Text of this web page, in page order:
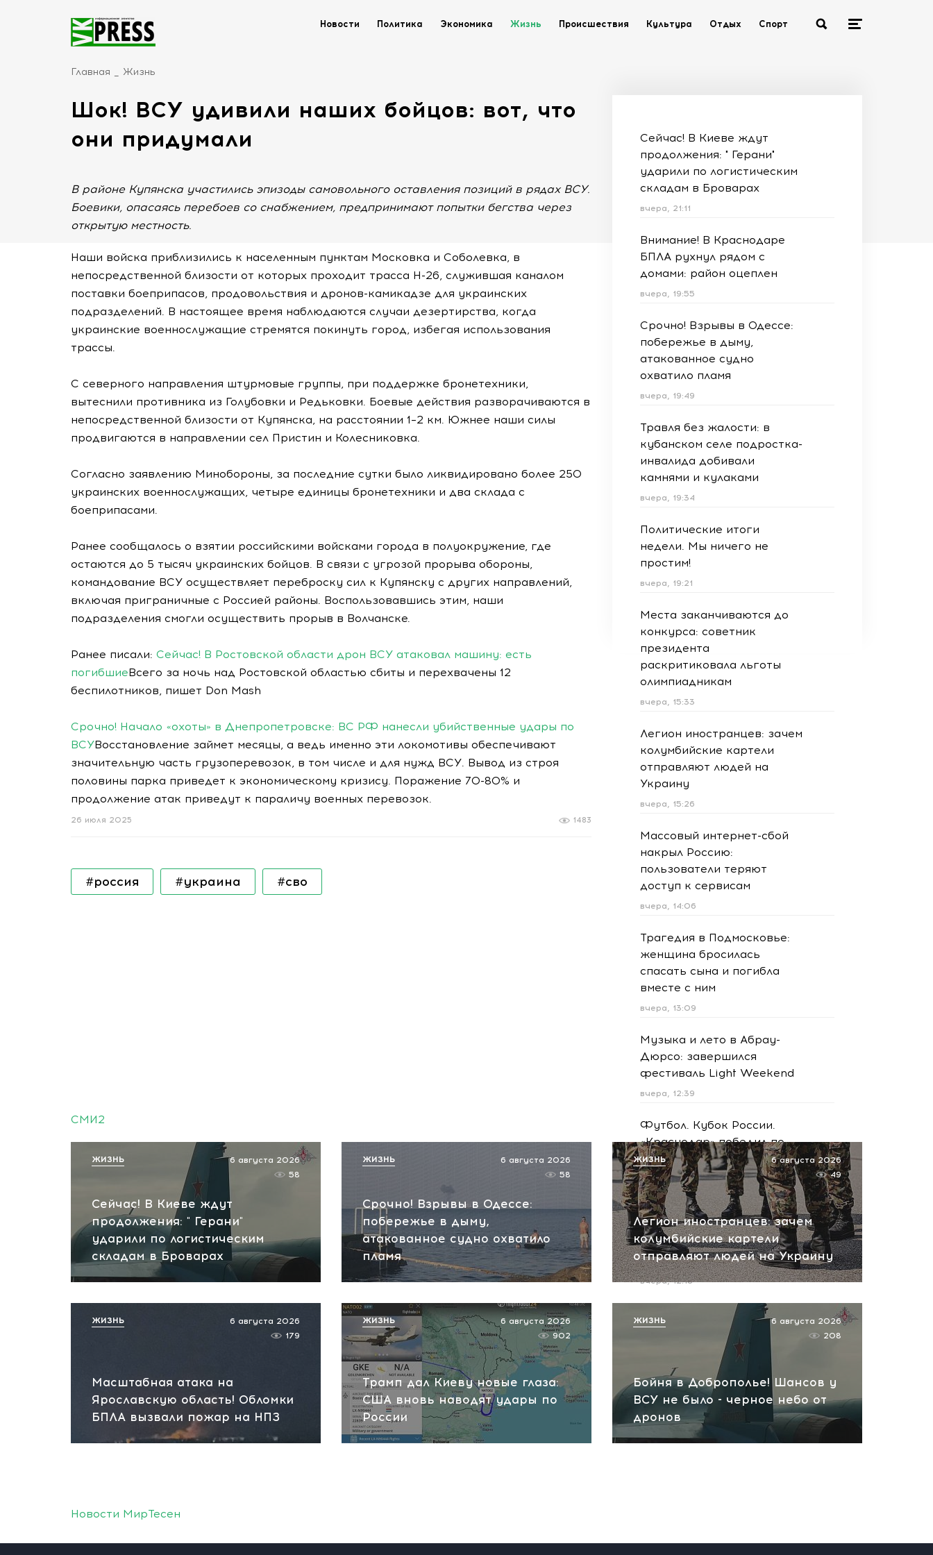
Новости Политика Экономика Жизнь Происшествия Культура Отдых Спорт
Главная Жизнь
Шок! ВСУ удивили наших бойцов: вот, что
они придумали
В районе Купянска участились эпизоды самовольного оставления позиций в рядах ВСУ.
Боевики, опасаясь перебоев со снабжением, предпринимают попытки бегства через
открытую местность.
Наши войска приблизились к населенным пунктам Московка и Соболевка, в
непосредственной близости от которых проходит трасса Н-26, служившая каналом
поставки боеприпасов, продовольствия и дронов-камикадзе для украинских
подразделений. В настоящее время наблюдаются случаи дезертирства, когда
украинские военнослужащие стремятся покинуть город, избегая использования
трассы.
С северного направления штурмовые группы, при поддержке бронетехники,
вытеснили противника из Голубовки и Редьковки. Боевые действия разворачиваются в
непосредственной близости от Купянска, на расстоянии 1–2 км. Южнее наши силы
продвигаются в направлении сел Пристин и Колесниковка.
Согласно заявлению Минобороны, за последние сутки было ликвидировано более 250
украинских военнослужащих, четыре единицы бронетехники и два склада с
боеприпасами.
Ранее сообщалось о взятии российскими войсками города в полуокружение, где
остаются до 5 тысяч украинских бойцов. В связи с угрозой прорыва обороны,
командование ВСУ осуществляет переброску сил к Купянску с других направлений,
включая приграничные с Россией районы. Воспользовавшись этим, наши
подразделения смогли осуществить прорыв в Волчанске.
Ранее писали: Сейчас! В Ростовской области дрон ВСУ атаковал машину: есть
погибшиеВсего за ночь над Ростовской областью сбиты и перехвачены 12
беспилотников, пишет Don Mash
Срочно! Начало «охоты» в Днепропетровске: ВС РФ нанесли убийственные удары по
ВСУВосстановление займет месяцы, а ведь именно эти локомотивы обеспечивают
значительную часть грузоперевозок, в том числе и для нужд ВСУ. Вывод из строя
половины парка приведет к экономическому кризису. Поражение 70-80% и
продолжение атак приведут к параличу военных перевозок.
1483
26 июля 2025
#россия #украина #сво
Сейчас! В Киеве ждут
продолжения: " Герани"
ударили по логистическим
складам в Броварах
вчера, 21:11
Внимание! В Краснодаре
БПЛА рухнул рядом с
домами: район оцеплен
вчера, 19:55
Срочно! Взрывы в Одессе:
побережье в дыму,
атакованное судно
охватило пламя
вчера, 19:49
Травля без жалости: в
кубанском селе подростка-
инвалида добивали
камнями и кулаками
вчера, 19:34
Политические итоги
недели. Мы ничего не
простим!
вчера, 19:21
Места заканчиваются до
конкурса: советник
президента
раскритиковала льготы
олимпиадникам
вчера, 15:33
Легион иностранцев: зачем
колумбийские картели
отправляют людей на
Украину
вчера, 15:26
Массовый интернет-сбой
накрыл Россию:
пользователи теряют
доступ к сервисам
вчера, 14:06
Трагедия в Подмосковье:
женщина бросилась
спасать сына и погибла
вместе с ним
вчера, 13:09
Музыка и лето в Абрау-
Дюрсо: завершился
фестиваль Light Weekend
вчера, 12:39
Футбол. Кубок России.
«Краснодар» победил по
пенальти «Ахмат»
вчера, 12:30
Масштабная атака на
Ярославскую область!
Обломки БПЛА вызвали
пожар на НПЗ
вчера, 12:18
СМИ2
Сейчас! В Киеве ждут
продолжения: " Герани"
ударили по логистическим
складам в Броварах
6 августа 2026
58
ЖИЗНЬ
Срочно! Взрывы в Одессе:
побережье в дыму,
атакованное судно охватило
пламя
6 августа 2026
58
ЖИЗНЬ
Легион иностранцев: зачем
колумбийские картели
отправляют людей на Украину
6 августа 2026
49
ЖИЗНЬ
Масштабная атака на
Ярославскую область! Обломки
БПЛА вызвали пожар на НПЗ
6 августа 2026
179
ЖИЗНЬ
Трамп дал Киеву новые глаза:
США вновь наводят удары по
России
6 августа 2026
902
ЖИЗНЬ
Бойня в Доброполье! Шансов у
ВСУ не было - черное небо от
дронов
6 августа 2026
208
ЖИЗНЬ
Новости МирТесен